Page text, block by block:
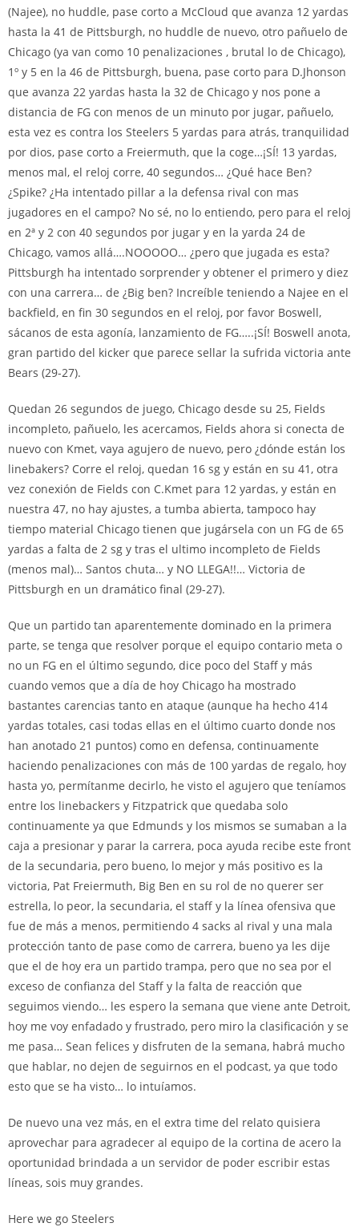
(Najee), no huddle, pase corto a McCloud que avanza 12 yardas
hasta la 41 de Pittsburgh, no huddle de nuevo, otro pañuelo de
Chicago (ya van como 10 penalizaciones , brutal lo de Chicago),
1º y 5 en la 46 de Pittsburgh, buena, pase corto para D.Jhonson
que avanza 22 yardas hasta la 32 de Chicago y nos pone a
distancia de FG con menos de un minuto por jugar, pañuelo,
esta vez es contra los Steelers 5 yardas para atrás, tranquilidad
por dios, pase corto a Freiermuth, que la coge…¡SÍ! 13 yardas,
menos mal, el reloj corre, 40 segundos… ¿Qué hace Ben?
¿Spike? ¿Ha intentado pillar a la defensa rival con mas
jugadores en el campo? No sé, no lo entiendo, pero para el reloj
en 2ª y 2 con 40 segundos por jugar y en la yarda 24 de
Chicago, vamos allá….NOOOOO… ¿pero que jugada es esta?
Pittsburgh ha intentado sorprender y obtener el primero y diez
con una carrera… de ¿Big ben? Increíble teniendo a Najee en el
backfield, en fin 30 segundos en el reloj, por favor Boswell,
sácanos de esta agonía, lanzamiento de FG…..¡SÍ! Boswell anota,
gran partido del kicker que parece sellar la sufrida victoria ante
Bears (29-27).
Quedan 26 segundos de juego, Chicago desde su 25, Fields
incompleto, pañuelo, les acercamos, Fields ahora si conecta de
nuevo con Kmet, vaya agujero de nuevo, pero ¿dónde están los
linebakers? Corre el reloj, quedan 16 sg y están en su 41, otra
vez conexión de Fields con C.Kmet para 12 yardas, y están en
nuestra 47, no hay ajustes, a tumba abierta, tampoco hay
tiempo material Chicago tienen que jugársela con un FG de 65
yardas a falta de 2 sg y tras el ultimo incompleto de Fields
(menos mal)… Santos chuta… y NO LLEGA!!… Victoria de
Pittsburgh en un dramático final (29-27).
Que un partido tan aparentemente dominado en la primera
parte, se tenga que resolver porque el equipo contario meta o
no un FG en el último segundo, dice poco del Staff y más
cuando vemos que a día de hoy Chicago ha mostrado
bastantes carencias tanto en ataque (aunque ha hecho 414
yardas totales, casi todas ellas en el último cuarto donde nos
han anotado 21 puntos) como en defensa, continuamente
haciendo penalizaciones con más de 100 yardas de regalo, hoy
hasta yo, permítanme decirlo, he visto el agujero que teníamos
entre los linebackers y Fitzpatrick que quedaba solo
continuamente ya que Edmunds y los mismos se sumaban a la
caja a presionar y parar la carrera, poca ayuda recibe este front
de la secundaria, pero bueno, lo mejor y más positivo es la
victoria, Pat Freiermuth, Big Ben en su rol de no querer ser
estrella, lo peor, la secundaria, el staff y la línea ofensiva que
fue de más a menos, permitiendo 4 sacks al rival y una mala
protección tanto de pase como de carrera, bueno ya les dije
que el de hoy era un partido trampa, pero que no sea por el
exceso de confianza del Staff y la falta de reacción que
seguimos viendo… les espero la semana que viene ante Detroit,
hoy me voy enfadado y frustrado, pero miro la clasificación y se
me pasa… Sean felices y disfruten de la semana, habrá mucho
que hablar, no dejen de seguirnos en el podcast, ya que todo
esto que se ha visto… lo intuíamos.
De nuevo una vez más, en el extra time del relato quisiera
aprovechar para agradecer al equipo de la cortina de acero la
oportunidad brindada a un servidor de poder escribir estas
líneas, sois muy grandes.
Here we go Steelers